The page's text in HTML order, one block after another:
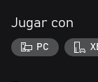
- Explora el
Colocando las
encontrándote con
distintos y jefes
Jugar con
PC